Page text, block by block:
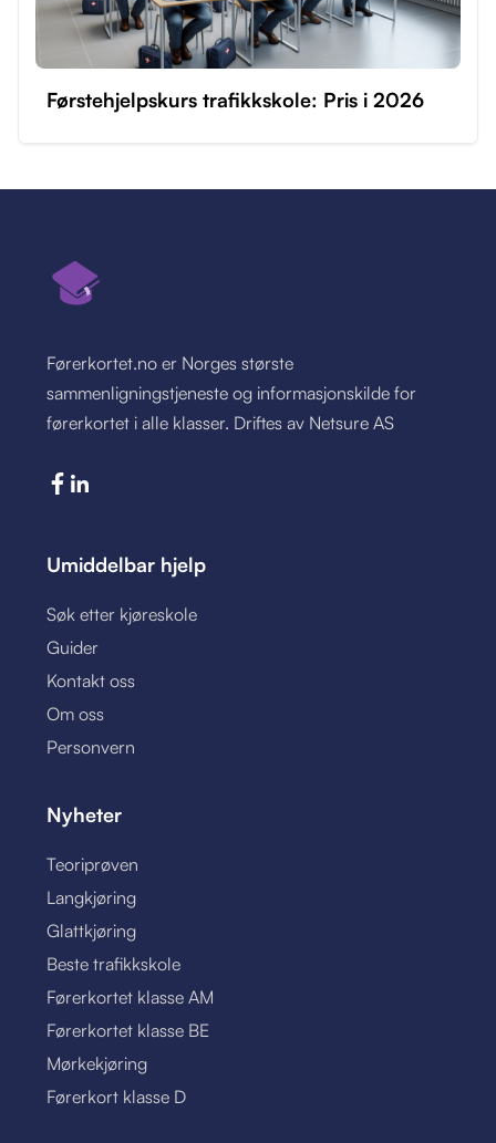
Førstehjelpskurs trafikkskole: Pris i 2026
Førerkortet.no er Norges største
sammenligningstjeneste og informasjonskilde for
førerkortet i alle klasser. Driftes av Netsure AS
Umiddelbar hjelp
Søk etter kjøreskole
Guider
Kontakt oss
Om oss
Personvern
Nyheter
Teoriprøven
Langkjøring
Glattkjøring
Beste trafikkskole
Førerkortet klasse AM
Førerkortet klasse BE
Mørkekjøring
Førerkort klasse D